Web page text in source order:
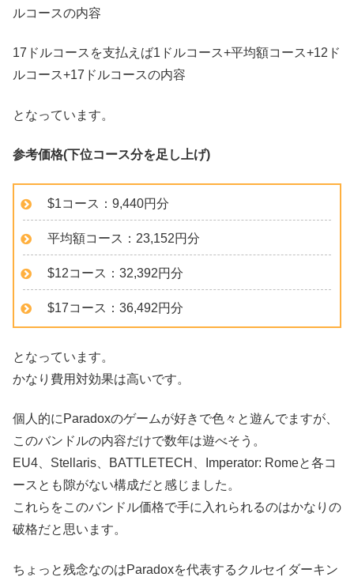
ルコースの内容
17ドルコースを支払えば1ドルコース+平均額コース+12ド
ルコース+17ドルコースの内容
となっています。
参考価格(下位コース分を足し上げ)
$1コース：9,440円分
平均額コース：23,152円分
$12コース：32,392円分
$17コース：36,492円分
となっています。
かなり費用対効果は高いです。
個人的にParadoxのゲームが好きで色々と遊んでますが、
このバンドルの内容だけで数年は遊べそう。
EU4、Stellaris、BATTLETECH、Imperator: Romeと各コ
ースとも隙がない構成だと感じました。
これらをこのバンドル価格で手に入れられるのはかなりの
破格だと思います。
ちょっと残念なのはParadoxを代表するクルセイダーキン